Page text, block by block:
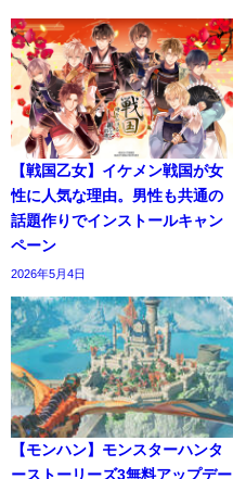
【戦国乙女】イケメン戦国が女
性に人気な理由。男性も共通の
話題作りでインストールキャン
ペーン
2026年5月4日
【モンハン】モンスターハンタ
ーストーリーズ3無料アップデー